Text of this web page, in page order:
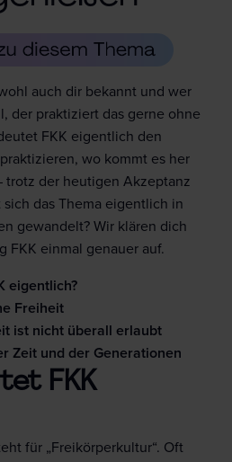
auch dir bekannt und wer
der praktiziert das gerne ohne
FKK eigentlich den
wo kommt es her
trotz der heutigen Akzeptanz
sich das Thema eigentlich in
gewandelt? Wir klären dich
FKK einmal genauer auf.
eigentlich?
Freiheit
ist nicht überall erlaubt
Zeit und der Generationen
FKK
für „Freikörperkultur“. Oft